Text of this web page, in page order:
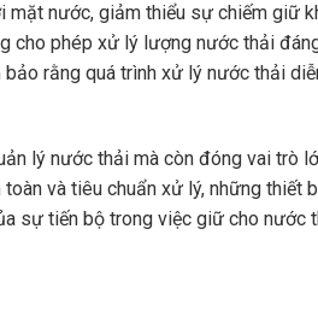
nước, giảm thiểu sự chiếm giữ
cho phép xử lý lượng nước thải
rằng quá trình xử lý nước thải
lý nước thải mà còn đóng vai trò
và tiêu chuẩn xử lý, những thiết
sự tiến bộ trong việc giữ cho nước